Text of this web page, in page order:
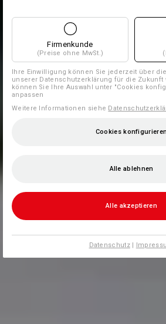
Firmenkunde
(Preise ohne MwSt.)
Ihre Einwilligung können Sie jederzeit über die
unserer Datenschutzerklärung für die Zukunft
können Sie Ihre Auswahl unter "Cookies
anpassen
Weitere Informationen siehe
Cookies konfigurieren
Alle ablehnen
Alle akzeptieren
Datenschutz|